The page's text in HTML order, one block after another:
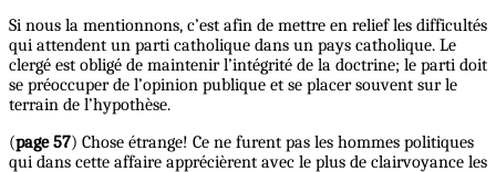
Si nous la mentionnons, c’est afin de mettre en relief les difficultés
qui attendent un parti catholique dans un pays catholique. Le
clergé est obligé de maintenir l’intégrité de la doctrine; le parti doit
se préoccuper de l’opinion publique et se placer souvent sur le
terrain de l’hypothèse.
(page 57) Chose étrange! Ce ne furent pas les hommes politiques
qui dans cette affaire apprécièrent avec le plus de clairvoyance les